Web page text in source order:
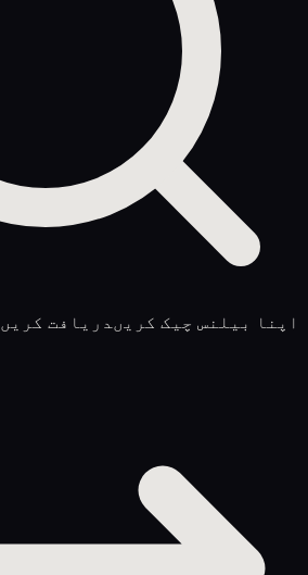
اپنا بیلنس چیک کریںدریافت کریں